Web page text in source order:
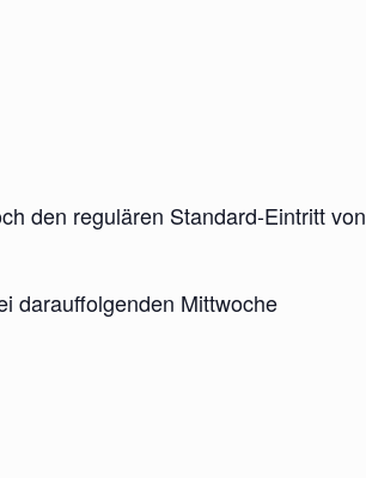
den regulären Standard-Eintritt von
darauffolgenden Mittwoche